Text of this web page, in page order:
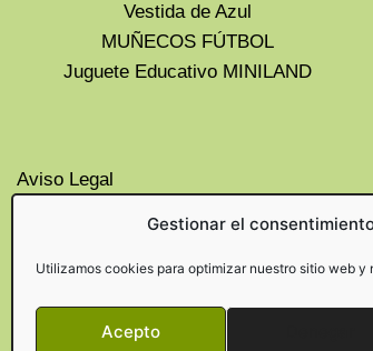
Gestionar el
Utilizamos cookies para optimizar nuestro sitio web y
Acepto
Vestida de Azul
MUÑECOS FÚTBOL
Juguete Educativo MINILAND
Aviso Legal
Politica de devoluciones y